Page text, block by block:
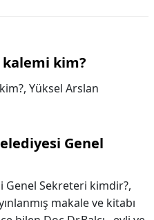
kalemi kim?
Yüksel Arslan
Genel
Genel Sekreteri kimdir?,
makale ve kitabı